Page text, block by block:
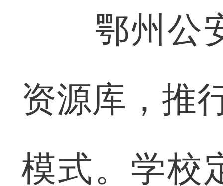
鄂州公安
资源库，推
模式。学校